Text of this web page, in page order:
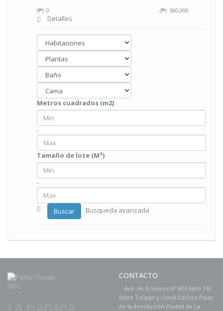
(₱). 0 (₱). 500,000
Detalles
Metros cuadrados (m2)
-
Tamaño de lote (M²)
-
Buscar Busqueda avanzada
30°C
CONTACTO
Avd. de Bolleros Nº 803 Apto 14C
Entre Tulipán y Conill Edificio Plaza
de la Revolución Ciudad de La